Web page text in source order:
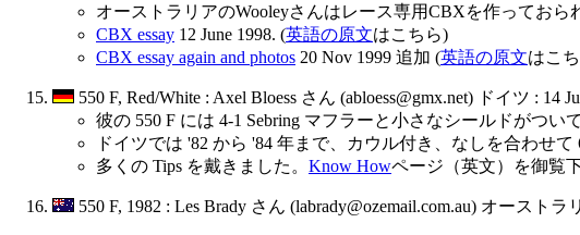
オーストラリアのWooleyさんはレース専用CBXを作っておら
CBX essay 12 June 1998. (英語の原文はこちら)
CBX essay again and photos 20 Nov 1999 追加 (英語の原文はこ
550 F, Red/White : Axel Bloess さん (abloess@gmx.net) ドイツ : 14
彼の 550 F には 4-1 Sebring マフラーと小さなシールドがつい
ドイツでは '82 から '84 年まで、カウル付き、なしを合わせて
多くの Tips を戴きました。 Know Howページ（英文）を御覧下
550 F, 1982 : Les Brady さん (labrady@ozemail.com.au) オーストラ